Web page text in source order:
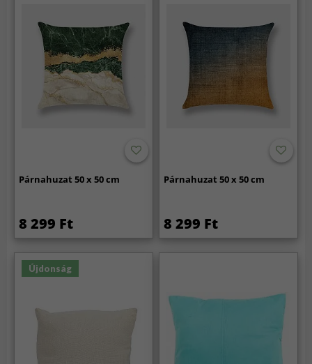
Párnahuzat 50 x 50 cm
8 299 Ft
Párnahuzat 50 x 50 cm
8 299 Ft
Újdonság